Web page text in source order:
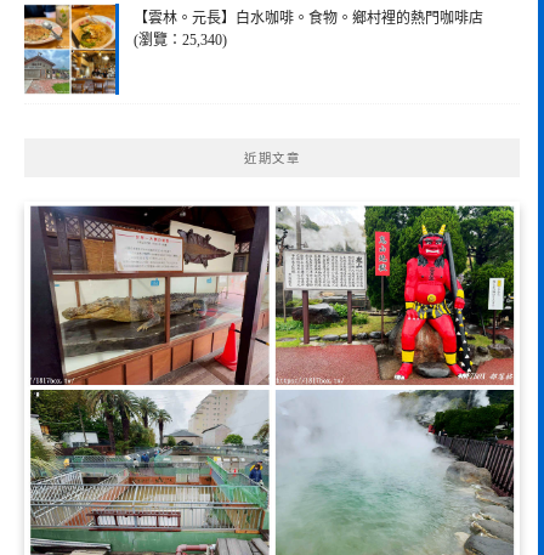
【雲林。元長】白水咖啡。食物。鄉村裡的熱門咖啡店
(瀏覽：25,340)
近期文章